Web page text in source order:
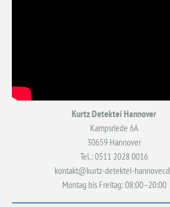
Kurtz Detektei Hannover
Kampsriede 6A
30659 Hannover
Tel.: 0511 2028 0016
kontakt@kurtz-detektei-
Montag bis Freitag: 08:00–20:00